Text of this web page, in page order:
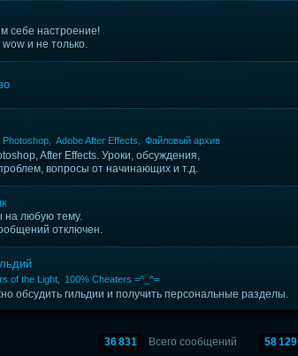
себе настроение!
и не только.
Photoshop Adobe After Effects Файловый архив
After Effects. Уроки, обсуждения,
вопросы от начинающих и т.д.
на любую тему.
отключен.
of the Light 100% Cheaters =^_^=
обсудить гильдии и получить персональные разделы.
36 831 Всего сообщений 58 129